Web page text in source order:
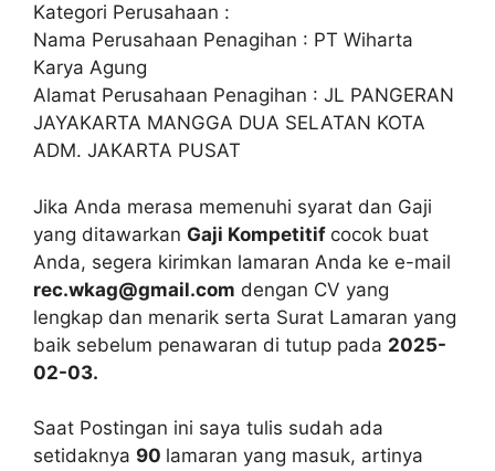
Kategori Perusahaan :
Nama Perusahaan Penagihan : PT Wiharta
Karya Agung
Alamat Perusahaan Penagihan : JL PANGERAN
JAYAKARTA MANGGA DUA SELATAN KOTA
ADM. JAKARTA PUSAT
Jika Anda merasa memenuhi syarat dan Gaji
yang ditawarkan Gaji Kompetitif cocok buat
Anda, segera kirimkan lamaran Anda ke e-mail
rec.wkag@gmail.com dengan CV yang
lengkap dan menarik serta Surat Lamaran yang
baik sebelum penawaran di tutup pada 2025-
02-03.
Saat Postingan ini saya tulis sudah ada
setidaknya 90 lamaran yang masuk, artinya